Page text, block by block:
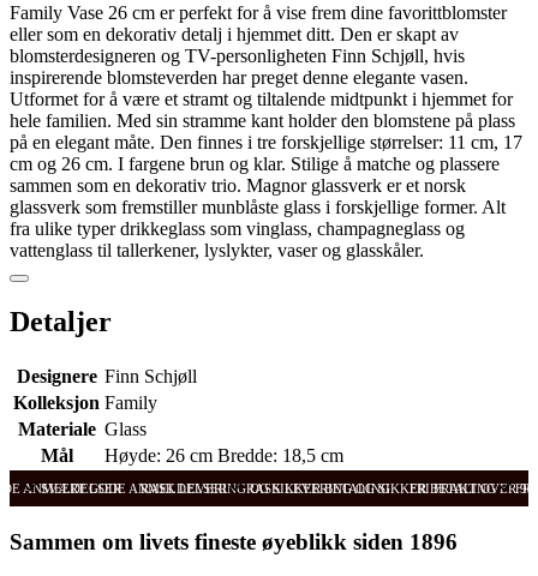
Family Vase 26 cm er perfekt for å vise frem dine favorittblomster
eller som en dekorativ detalj i hjemmet ditt. Den er skapt av
blomsterdesigneren og TV-personligheten Finn Schjøll, hvis
inspirerende blomsteverden har preget denne elegante vasen.
Utformet for å være et stramt og tiltalende midtpunkt i hjemmet for
hele familien. Med sin stramme kant holder den blomstene på plass
på en elegant måte. Den finnes i tre forskjellige størrelser: 11 cm, 17
cm og 26 cm. I fargene brun og klar. Stilige å matche og plassere
sammen som en dekorativ trio. Magnor glassverk er et norsk
glassverk som fremstiller munblåste glass i forskjellige former. Alt
fra ulike typer drikkeglass som vinglass, champagneglass og
vattenglass til tallerkener, lyslykter, vaser og glasskåler.
Detaljer
Designere Finn Schjøll
Kolleksjon Family
Materiale Glass
Mål
Høyde: 26 cm Bredde: 18,5 cm
ANMELDELSER RASK LEVERING OG SIKKER BETALING FRI FRAKT OVER
SVÆRT GODE ANMELDELSER RASK LEVERING OG SIKKER BETALING
Sammen om livets fineste øyeblikk siden 1896